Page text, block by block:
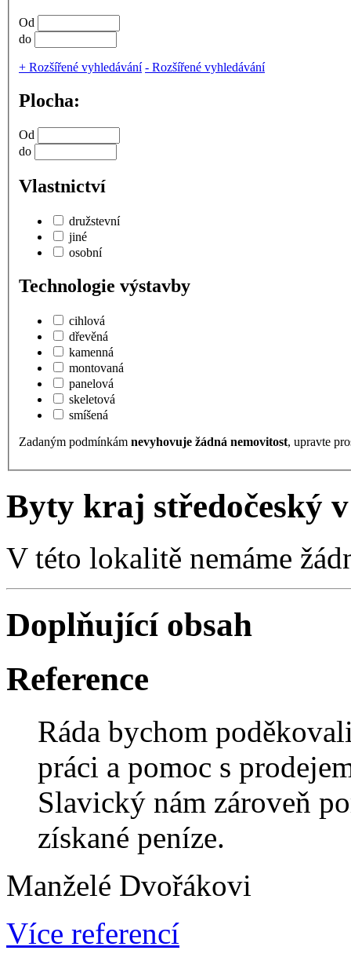
Od
do
+ Rozšířené vyhledávání - Rozšířené vyhledávání
Plocha:
Od
do
Vlastnictví
družstevní
jiné
osobní
Technologie výstavby
cihlová
dřevěná
kamenná
montovaná
panelová
skeletová
smíšená
Zadaným podmínkám nevyhovuje žádná nemovitost, upravte
Byty kraj středočeský
V této lokalitě nemáme
Doplňující obsah
Reference
Ráda bychom
práci a pomoc s
Slavický nám zároveň
získané peníze.
Manželé Dvořákovi
Více referencí